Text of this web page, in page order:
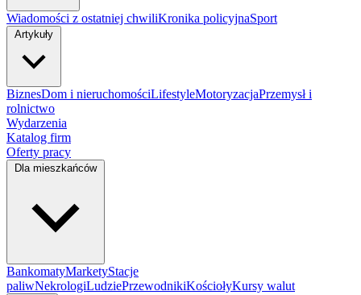
Wiadomości z ostatniej chwiliKronika policyjnaSport
Artykuły
BiznesDom i nieruchomościLifestyleMotoryzacjaPrzemysł i
rolnictwo
Wydarzenia
Katalog firm
Oferty pracy
Dla mieszkańców
BankomatyMarketyStacje
paliwNekrologiLudziePrzewodnikiKościołyKursy walut